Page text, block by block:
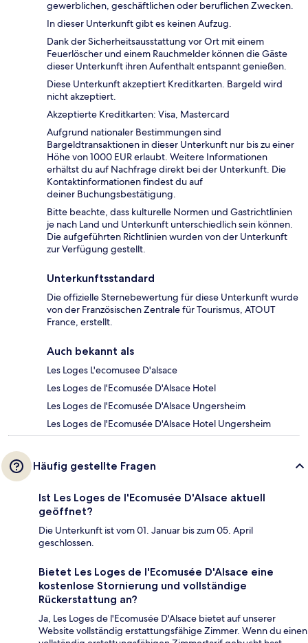
gewerblichen, geschäftlichen oder beruflichen Zwecken.
In dieser Unterkunft gibt es keinen Aufzug.
Dank der Sicherheitsausstattung vor Ort mit einem
Feuerlöscher und einem Rauchmelder können die Gäste
dieser Unterkunft ihren Aufenthalt entspannt genießen.
Diese Unterkunft akzeptiert Kreditkarten. Bargeld wird
nicht akzeptiert.
Akzeptierte Kreditkarten: Visa, Mastercard
Aufgrund nationaler Bestimmungen sind
Bargeldtransaktionen in dieser Unterkunft nur bis zu einer
Höhe von 1000 EUR erlaubt. Weitere Informationen
erhältst du auf Nachfrage direkt bei der Unterkunft. Die
Kontaktinformationen findest du auf
deiner Buchungsbestätigung.
Bitte beachte, dass kulturelle Normen und Gastrichtlinien
je nach Land und Unterkunft unterschiedlich sein können.
Die aufgeführten Richtlinien wurden von der Unterkunft
zur Verfügung gestellt.
Unterkunftsstandard
Die offizielle Sternebewertung für diese Unterkunft wurde
von der Französischen Zentrale für Tourismus, ATOUT
France, erstellt.
Auch bekannt als
Les Loges L'ecomusee D'alsace
Les Loges de l'Ecomusée D'Alsace Hotel
Les Loges de l'Ecomusée D'Alsace Ungersheim
Les Loges de l'Ecomusée D'Alsace Hotel Ungersheim
Häufig gestellte Fragen
Ist Les Loges de l'Ecomusée D'Alsace aktuell
geöffnet?
Die Unterkunft ist vom 01. Januar bis zum 05. April
geschlossen.
Bietet Les Loges de l'Ecomusée D'Alsace eine
kostenlose Stornierung und vollständige
Rückerstattung an?
Ja, Les Loges de l'Ecomusée D'Alsace bietet auf unserer
Website vollständig erstattungsfähige Zimmer. Wenn du einen